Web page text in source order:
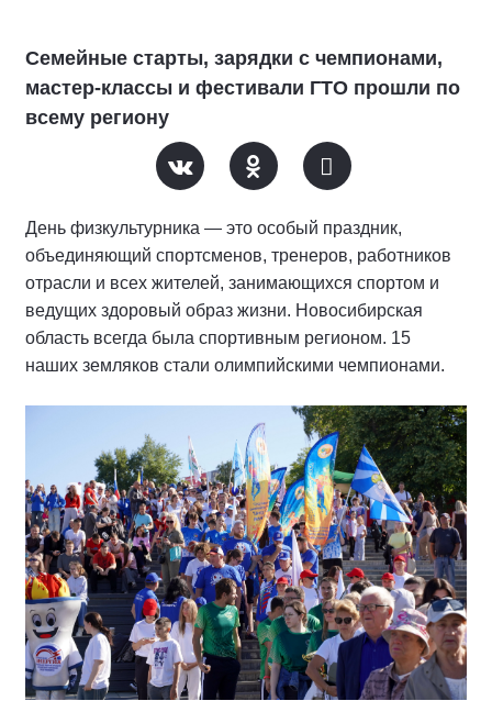
Семейные старты, зарядки с чемпионами,
мастер-классы и фестивали ГТО прошли по
всему региону
День физкультурника — это особый праздник,
объединяющий спортсменов, тренеров, работников
отрасли и всех жителей, занимающихся спортом и
ведущих здоровый образ жизни. Новосибирская
область всегда была спортивным регионом. 15
наших земляков стали олимпийскими чемпионами.